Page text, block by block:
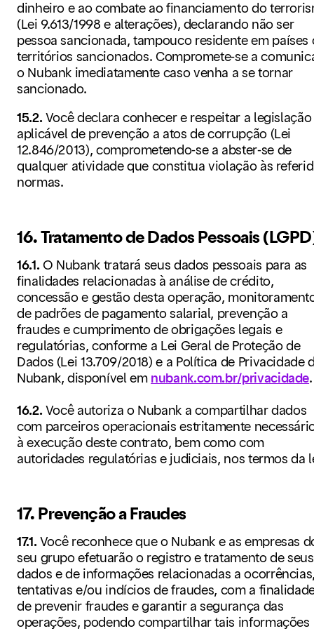
dinheiro e ao combate ao financiamento do
(Lei 9.613/1998 e alterações), declarando não ser
pessoa sancionada, tampouco residente em países
territórios sancionados. Compromete-se a
o Nubank imediatamente caso venha a se tornar
sancionado.
15.2. Você declara conhecer e respeitar a legislação
aplicável de prevenção a atos de corrupção (Lei
12.846/2013), comprometendo-se a abster-se de
qualquer atividade que constitua violação às
normas.
16. Tratamento de Dados Pessoais
16.1. O Nubank tratará seus dados pessoais para as
finalidades relacionadas à análise de crédito,
concessão e gestão desta operação,
de padrões de pagamento salarial, prevenção a
fraudes e cumprimento de obrigações legais e
regulatórias, conforme a Lei Geral de Proteção de
Dados (Lei 13.709/2018) e a Política de Privacidade
Nubank, disponível em nubank.com.br/privacidade.
16.2. Você autoriza o Nubank a compartilhar dados
com parceiros operacionais estritamente
à execução deste contrato, bem como com
autoridades regulatórias e judiciais, nos termos da
17. Prevenção a Fraudes
17.1. Você reconhece que o Nubank e as empresas
seu grupo efetuarão o registro e tratamento de seus
dados e de informações relacionadas a
tentativas e/ou indícios de fraudes, com a
de prevenir fraudes e garantir a segurança das
operações, podendo compartilhar tais informações